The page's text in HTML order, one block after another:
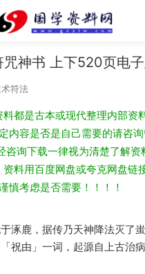
神书 上下520页电
符法
都是古本或现代整理内部资
内容是否是自己需要的请咨询
咨询下载一律视为清楚了解资
料用百度网盘或夸克网盘链
慎考虑是否需要！！！！
涿鹿，据传乃天神降法灭了蚩
祝由」一词，起源自上古治